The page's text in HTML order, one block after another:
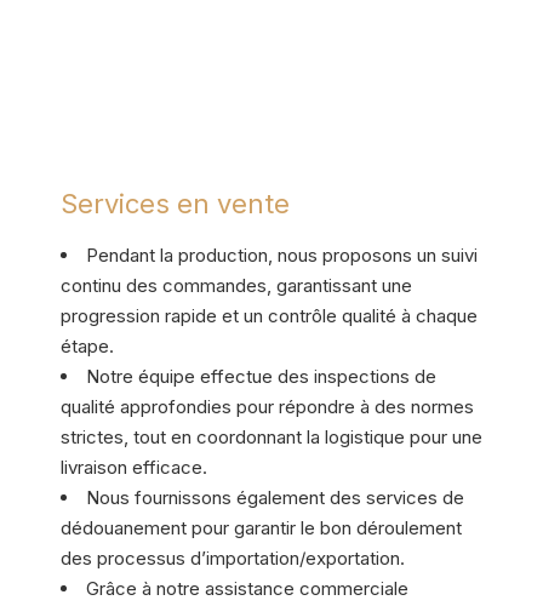
Services en vente
Pendant la production, nous proposons un suivi
continu des commandes, garantissant une
progression rapide et un contrôle qualité à chaque
étape.
Notre équipe effectue des inspections de
qualité approfondies pour répondre à des normes
strictes, tout en coordonnant la logistique pour une
livraison efficace.
Nous fournissons également des services de
dédouanement pour garantir le bon déroulement
des processus d’importation/exportation.
Grâce à notre assistance commerciale